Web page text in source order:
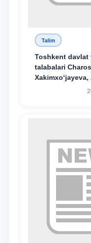
Talim
Toshkent
talabalari
hamda TDYU
bo‘ldi.